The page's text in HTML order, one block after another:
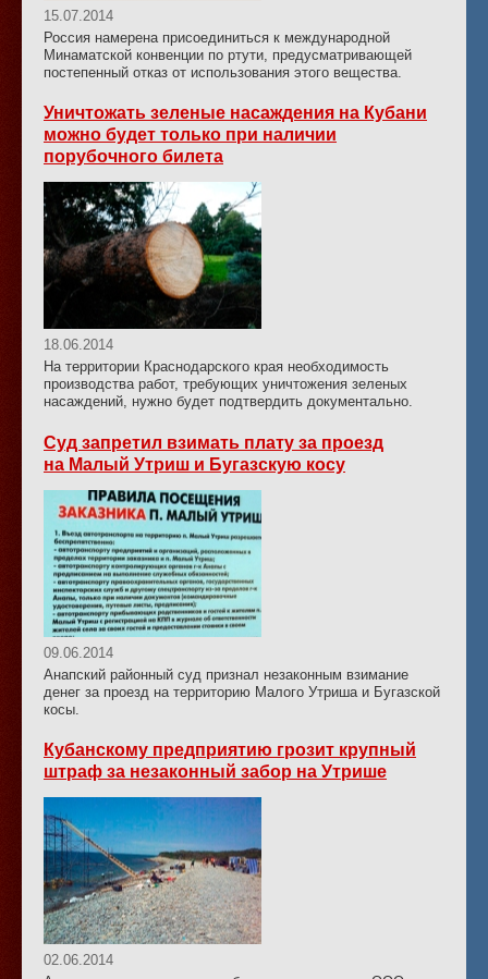
15.07.2014
Россия намерена присоединиться к международной
Минаматской конвенции по ртути, предусматривающей
постепенный отказ от использования этого вещества.
Уничтожать зеленые насаждения на Кубани
можно будет только при наличии
порубочного билета
18.06.2014
На территории Краснодарского края необходимость
производства работ, требующих уничтожения зеленых
насаждений, нужно будет подтвердить документально.
Суд запретил взимать плату за проезд
на Малый Утриш и Бугазскую косу
09.06.2014
Анапский районный суд признал незаконным взимание
денег за проезд на территорию Малого Утриша и Бугазской
косы.
Кубанскому предприятию грозит крупный
штраф за незаконный забор на Утрише
02.06.2014